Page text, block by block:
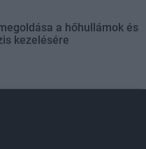
a hőhullámok és
kezelésére